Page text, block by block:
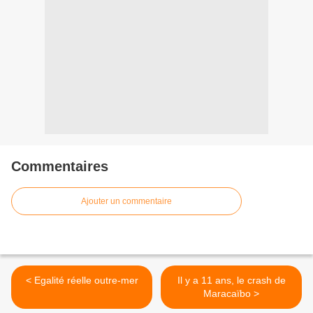
Commentaires
Ajouter un commentaire
< Egalité réelle outre-mer
Il y a 11 ans, le crash de
Maracaïbo >